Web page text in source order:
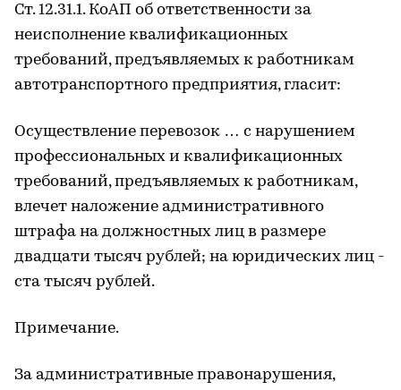
Ст. 12.31.1. КоАП об ответственности за
неисполнение квалификационных
требований, предъявляемых к работникам
автотранспортного предприятия, гласит:
Осуществление перевозок … с нарушением
профессиональных и квалификационных
требований, предъявляемых к работникам,
влечет наложение административного
штрафа на должностных лиц в размере
двадцати тысяч рублей; на юридических лиц -
ста тысяч рублей.
Примечание.
За административные правонарушения,